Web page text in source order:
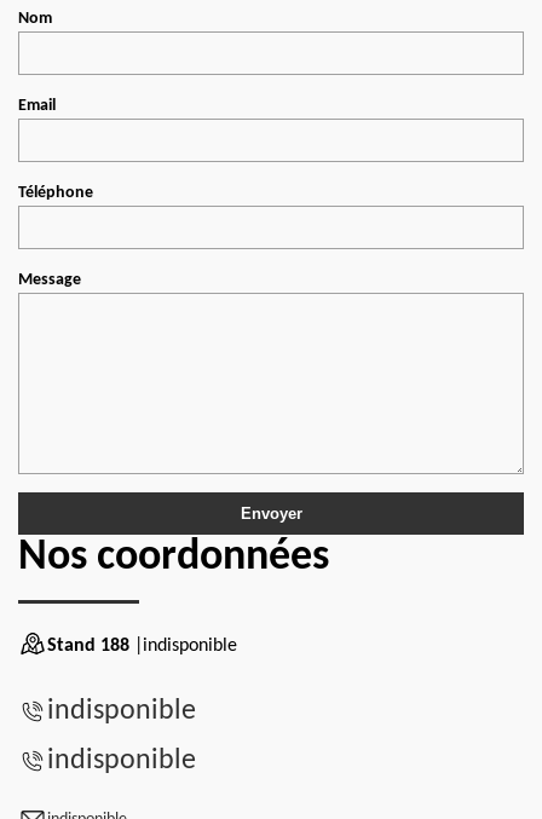
Nom
Email
Téléphone
Message
Nos coordonnées
Stand 188 |indisponible
indisponible
indisponible